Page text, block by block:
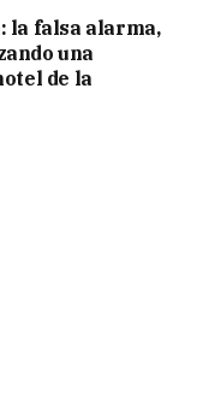
la falsa alarma,
una
de la